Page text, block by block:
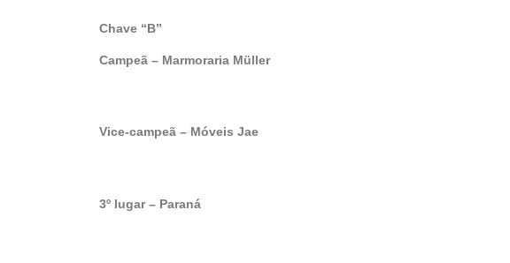
Chave “B”
Campeã – Marmoraria Müller
Vice-campeã – Móveis Jae
3º lugar – Paraná